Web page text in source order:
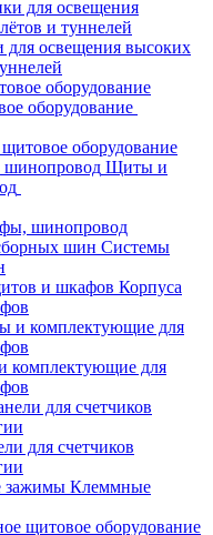
для освещения высоких
оборудование
оборудование
Щиты и
шинопровод
Системы
Корпуса
комплектующие для
для счетчиков
Клеммные